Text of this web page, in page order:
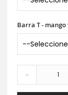
Barra T -
-